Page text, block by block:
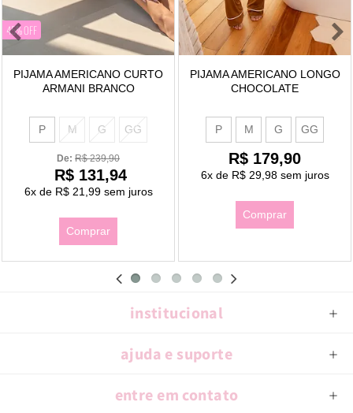
45% OFF
PIJAMA AMERICANO CURTO
ARMANI BRANCO
P M G GG
De: R$ 239,90
R$ 131,94
6xde R$ 21,99sem juros
Comprar
PIJAMA AMERICANO LONGO
CHOCOLATE
P M G GG
R$ 179,90
6xde R$ 29,98sem juros
Comprar
institucional
ajuda e suporte
entre em contato